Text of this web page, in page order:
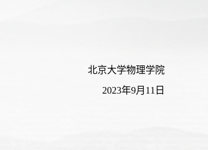
北京大学物理学院
2023年9月11日